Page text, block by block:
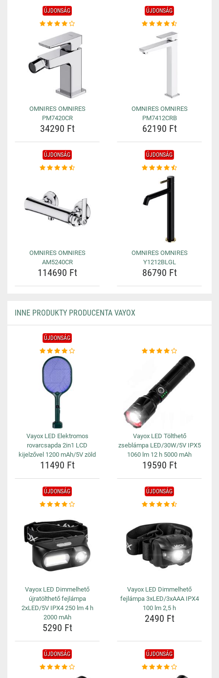
ÚJDONSÁG
OMNIRES OMNIRES
PM7420CR
34290 Ft
ÚJDONSÁG
OMNIRES OMNIRES
PM7412CRB
62190 Ft
ÚJDONSÁG
OMNIRES OMNIRES
AM5240CR
114690 Ft
ÚJDONSÁG
OMNIRES OMNIRES
Y1212BLGL
86790 Ft
INNE PRODUKTY PRODUCENTA VAYOX
ÚJDONSÁG
Vayox LED Elektromos
rovarcsapda 2in1 LCD
kijelzővel 1200 mAh/5V zöld
11490 Ft
Vayox LED Tölthető
zseblámpa LED/30W/5V IPX5
1060 lm 12 h 5000 mAh
19590 Ft
ÚJDONSÁG
Vayox LED Dimmelhető
újratölthető fejlámpa
2xLED/5V IPX4 250 lm 4 h
2000 mAh
5290 Ft
ÚJDONSÁG
Vayox LED Dimmelhető
fejlámpa 3xLED/3xAAA IPX4
100 lm 2,5 h
2490 Ft
ÚJDONSÁG ÚJDONSÁG